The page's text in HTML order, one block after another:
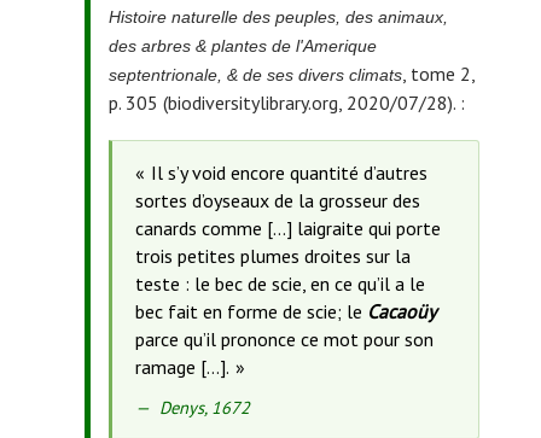
Histoire naturelle des peuples, des animaux,
des arbres & plantes de l'Amerique
septentrionale, & de ses divers climats, tome 2,
p. 305 (biodiversitylibrary.org, 2020/07/28).:
Il s’y void encore quantité d’autres
sortes d’oyseaux de la grosseur des
canards comme […] laigraite qui porte
trois petites plumes droites sur la
teste : le bec de scie, en ce qu’il a le
bec fait en forme de scie; le Cacaoüy
parce qu’il prononce ce mot pour son
ramage […].
Source
Denys, 1672